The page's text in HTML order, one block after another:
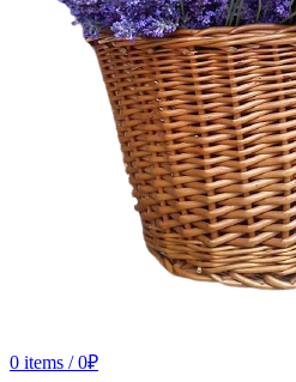
0 items / 0₽